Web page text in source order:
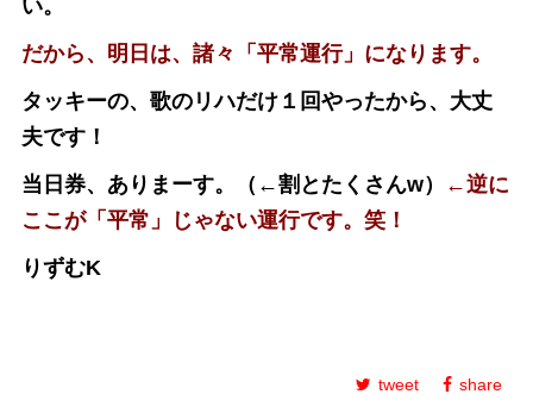
い。
だから、明日は、諸々「平常運行」になります。
タッキーの、歌のリハだけ１回やったから、大丈
夫です！
当日券、ありまーす。（←割とたくさんw）
←逆に
ここが「平常」じゃない運行です。笑！
りずむK
tweet share